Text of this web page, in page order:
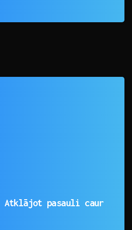
pasauli caur